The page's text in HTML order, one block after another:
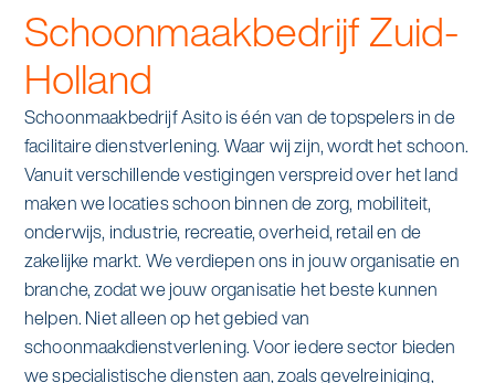
Zorgondersteuning
Vloermeester van One Go
alle diensten bekijken
Zorg
Kennisbank
Contact
Wij werken voor
Duurzaamheid & Asito
Innovatie & Asito
Mens & Asito
Schoonmaakbedrijf Zuid-
Holland
Schoonmaakbedrijf Asito is één van de topspelers in de
facilitaire dienstverlening. Waar wij zijn, wordt het schoon.
Vanuit verschillende vestigingen verspreid over het land
maken we locaties schoon binnen de zorg, mobiliteit,
onderwijs, industrie, recreatie, overheid, retail en de
zakelijke markt. We verdiepen ons in jouw organisatie en
branche, zodat we jouw organisatie het beste kunnen
helpen. Niet alleen op het gebied van
schoonmaakdienstverlening. Voor iedere sector bieden
we specialistische diensten aan, zoals gevelreiniging,